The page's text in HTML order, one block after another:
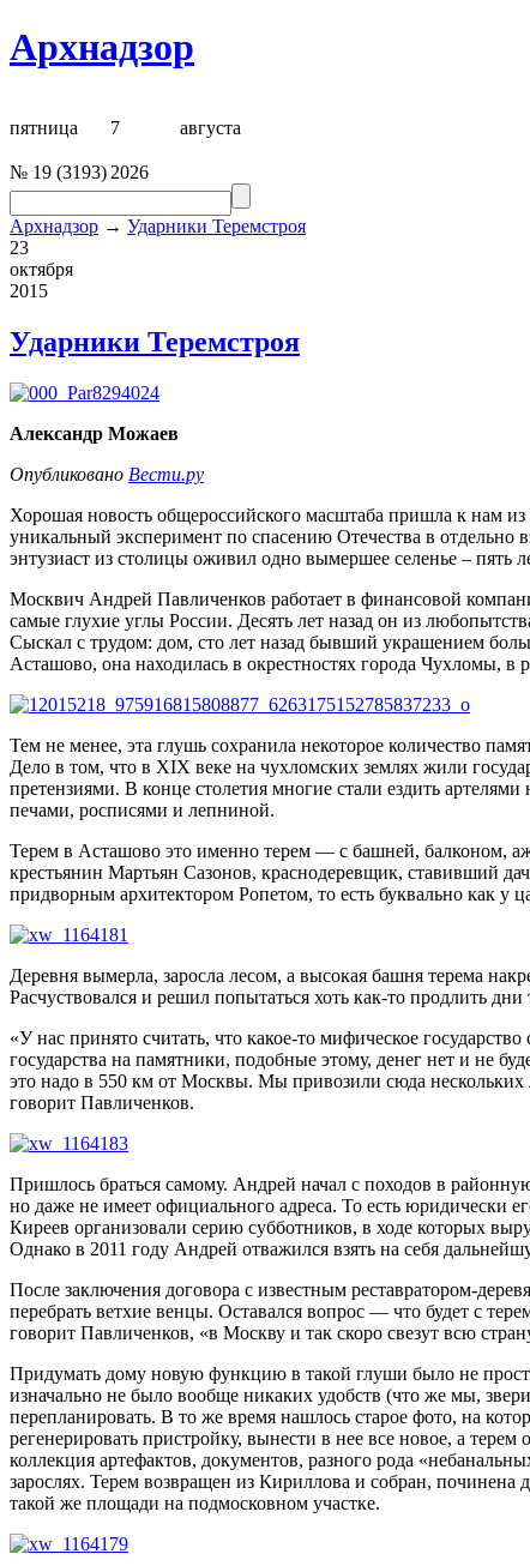
Архнадзор
пятница 7 августа
№ 19 (3193) 2026
Архнадзор → Ударники Теремстроя
23
октября
2015
Ударники Теремстроя
Александр Можаев
Опубликовано Вести.ру
Хорошая новость общероссийского масштаба пришла к нам
уникальный эксперимент по спасению Отечества в отдельно
энтузиаст из столицы оживил одно вымершее селенье – пять
Москвич Андрей Павличенков работает в финансовой
самые глухие углы России. Десять лет назад он из
Сыскал с трудом: дом, сто лет назад бывший украшением
Асташово, она находилась в окрестностях города Чухломы,
Тем не менее, эта глушь сохранила некоторое количество
Дело в том, что в XIX веке на чухломских землях жили
претензиями. В конце столетия многие стали ездить
печами, росписями и лепниной.
Терем в Асташово это именно терем — с башней, балконом,
крестьянин Мартьян Сазонов, краснодеревщик, ставивший
придворным архитектором Ропетом, то есть буквально как у
Деревня вымерла, заросла лесом, а высокая башня терема
Расчуствовался и решил попытаться хоть как-то продлить дни
«У нас принято считать, что какое-то мифическое
государства на памятники, подобные этому, денег нет и не
это надо в 550 км от Москвы. Мы привозили сюда
говорит Павличенков.
Пришлось браться самому. Андрей начал с походов в
но даже не имеет официального адреса. То есть юридически
Киреев организовали серию субботников, в ходе которых
Однако в 2011 году Андрей отважился взять на себя
После заключения договора с известным реставратором-
перебрать ветхие венцы. Оставался вопрос — что будет с
говорит Павличенков, «в Москву и так скоро свезут всю
Придумать дому новую функцию в такой глуши было не
изначально не было вообще никаких удобств (что же мы,
перепланировать. В то же время нашлось старое фото, на
регенерировать пристройку, вынести в нее все новое, а
коллекция артефактов, документов, разного рода
зарослях. Терем возвращен из Кириллова и собран,
такой же площади на подмосковном участке.